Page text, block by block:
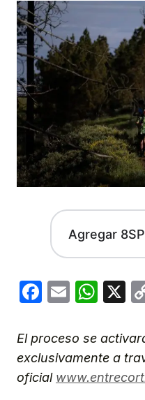
Agregar
Facebook
Email X
El proceso se
exclusivamente a
oficial